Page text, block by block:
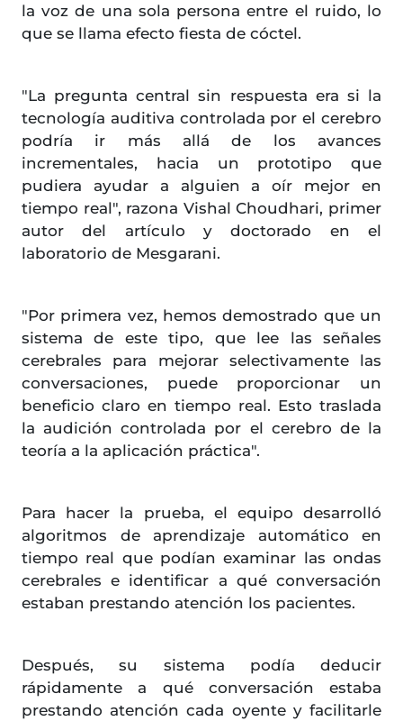
la voz de una sola persona entre el ruido, lo
que se llama efecto fiesta de cóctel.
"La pregunta central sin respuesta era si la
tecnología auditiva controlada por el cerebro
podría ir más allá de los avances
incrementales, hacia un prototipo que
pudiera ayudar a alguien a oír mejor en
tiempo real", razona Vishal Choudhari, primer
autor del artículo y doctorado en el
laboratorio de Mesgarani.
"Por primera vez, hemos demostrado que un
sistema de este tipo, que lee las señales
cerebrales para mejorar selectivamente las
conversaciones, puede proporcionar un
beneficio claro en tiempo real. Esto traslada
la audición controlada por el cerebro de la
teoría a la aplicación práctica".
Para hacer la prueba, el equipo desarrolló
algoritmos de aprendizaje automático en
tiempo real que podían examinar las ondas
cerebrales e identificar a qué conversación
estaban prestando atención los pacientes.
Después, su sistema podía deducir
rápidamente a qué conversación estaba
prestando atención cada oyente y facilitarle